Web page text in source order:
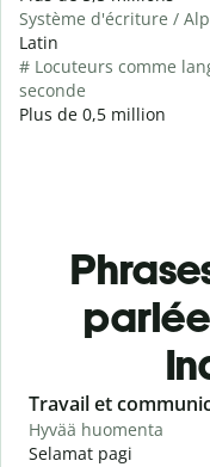
Système d'écriture /
Latin
# Locuteurs comme
seconde
Plus de 0,5 million
Slide 1 of 6
Travail et
Hyvää huomenta
Selamat pagi